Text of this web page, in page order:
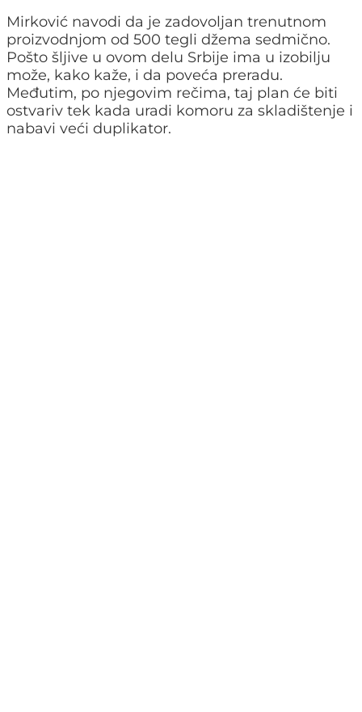
Mirković navodi da je zadovoljan trenutnom
proizvodnjom od 500 tegli džema sedmično.
Pošto šljive u ovom delu Srbije ima u izobilju
može, kako kaže, i da poveća preradu.
Međutim, po njegovim rečima, taj plan će biti
ostvariv tek kada uradi komoru za skladištenje i
nabavi veći duplikator.